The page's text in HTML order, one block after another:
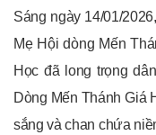
Sáng ngày 14/01/
Mẹ Hội dòng Mến
Học đã long trọng
Dòng Mến Thánh Giá
sắng và chan chứa